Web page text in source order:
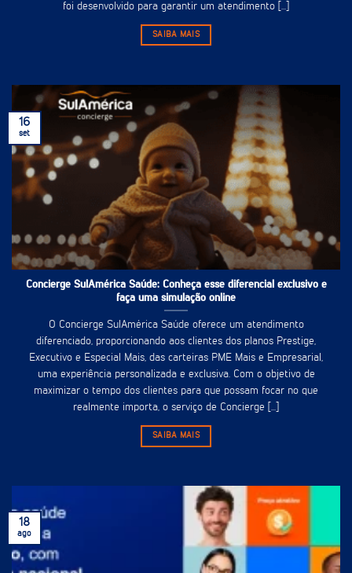
foi desenvolvido para garantir um atendimento [...]
SAIBA MAIS
Concierge SulAmérica Saúde: Conheça esse diferencial exclusivo e
faça uma simulação online
O Concierge SulAmérica Saúde oferece um atendimento
diferenciado, proporcionando aos clientes dos planos Prestige,
Executivo e Especial Mais, das carteiras PME Mais e Empresarial,
uma experiência personalizada e exclusiva. Com o objetivo de
maximizar o tempo dos clientes para que possam focar no que
realmente importa, o serviço de Concierge [...]
SAIBA MAIS
16
set
18
ago